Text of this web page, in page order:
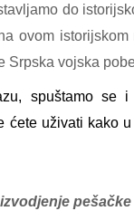
do
ovom
Srpska vojska
spuštamo se
ćete uživati kako